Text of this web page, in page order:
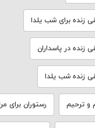
زنده برای شب یلدا
زنده در پاسداران
زنده شب یلدا
و ترحیم رستوران برای